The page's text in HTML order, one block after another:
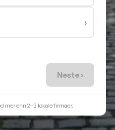
›
Neste ›
mer enn 2–3 lokale firmaer.